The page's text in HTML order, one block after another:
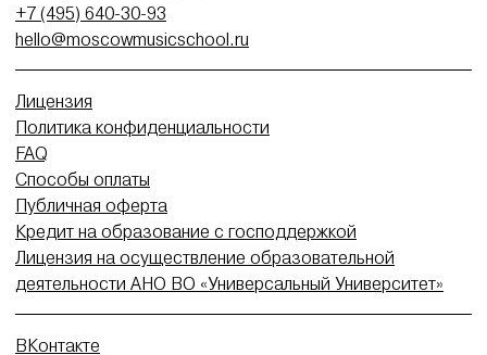
+7 (495) 640-30-93
hello@moscowmusicschool.ru
Лицензия
Политика конфиденциальности
FAQ
Способы оплаты
Публичная оферта
Кредит на образование с господдержкой
Лицензия на осуществление образовательной
деятельности АНО ВО «Универсальный Университет»
ВКонтакте